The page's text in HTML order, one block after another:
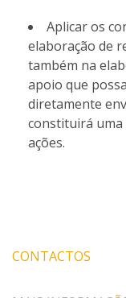
Aplicar os
elaboração de
também na
apoio que
diretamente
constituirá uma
ações.
CONTACTOS